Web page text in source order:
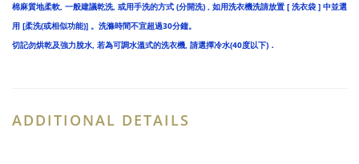
棉麻質地柔軟, 一般建議乾洗, 或用手洗的方式 (分開洗) , 如用洗衣機洗請放置 [ 洗衣袋 ] 中並選
用 [柔洗(或相似功能)] 。洗滌時間不宜超過30分鐘。
切記勿烘乾及強力脫水, 若為可調水溫式的洗衣機, 請選擇冷水(40度以下)．
ADDITIONAL DETAILS